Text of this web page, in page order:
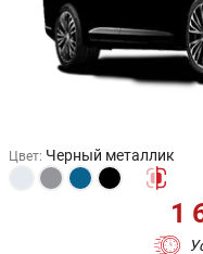
Цвет: Черный металлик
1